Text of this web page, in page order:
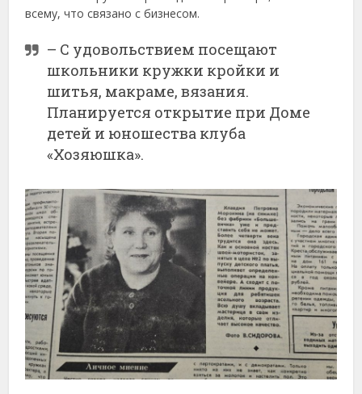
всему, что связано с бизнесом.
– С удовольствием посещают
школьники кружки кройки и
шитья, макраме, вязания.
Планируется открытие при Доме
детей и юношества клуба
«Хозяюшка».